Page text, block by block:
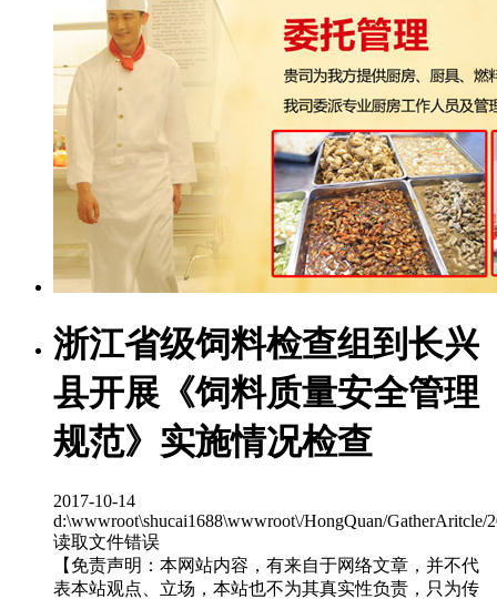
浙江省级饲料检查组到长兴
县开展《饲料质量安全管理
规范》实施情况检查
2017-10-14
d:\wwwroot\shucai1688\wwwroot\/HongQuan/GatherAritcle/
读取文件错误
【免责声明：本网站内容，有来自于网络文章，并不代
表本站观点、立场，本站也不为其真实性负责，只为传